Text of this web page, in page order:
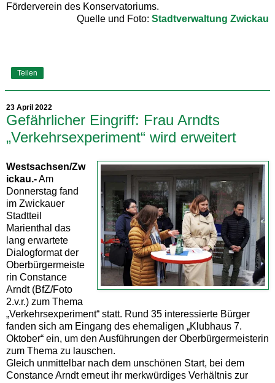
Förderverein des Konservatoriums.
Quelle und Foto: Stadtverwaltung Zwickau
Teilen
23 April 2022
Gefährlicher Eingriff: Frau Arndts
„Verkehrsexperiment“ wird erweitert
Westsachsen/Zw
ickau.-Am
Donnerstag fand
im Zwickauer
Stadtteil
Marienthal das
lang erwartete
Dialogformat der
Oberbürgermeiste
rin Constance
Arndt (BfZ/Foto
2.v.r.) zum Thema
„Verkehrsexperiment“ statt. Rund 35 interessierte Bürger
fanden sich am Eingang des ehemaligen „Klubhaus 7.
Oktober“ ein, um den Ausführungen der Oberbürgermeisterin
zum Thema zu lauschen.
Gleich unmittelbar nach dem unschönen Start, bei dem
Constance Arndt erneut ihr merkwürdiges Verhältnis zur